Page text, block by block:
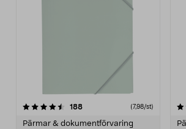
188recensioner (7,98/st)
Pärmar & dokumentförvaring
4.5 av 5 stjärnor